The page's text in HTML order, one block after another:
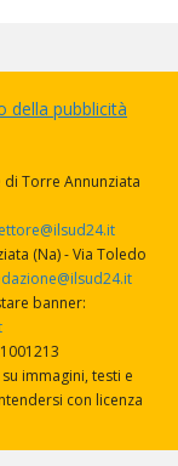
della pubblicità
Torre Annunziata
(Na) - Via Toledo
banner:
immagini, testi e
con licenza